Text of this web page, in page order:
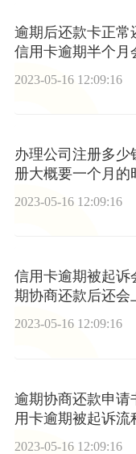
逾期后还款卡正常
信用卡逾期半个月
2023-05-16 12:09:16
办理公司注册多少
册大概要一个月的
2023-05-16 12:09:16
信用卡逾期被起诉
期协商还款后还会
2023-05-16 12:09:16
逾期协商还款申请
用卡逾期被起诉流
2023-05-16 12:09:16